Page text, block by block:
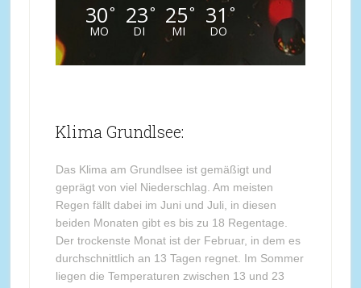
30°
MO
23°
DI
25°
MI
31 °
DO
Klima Grundlsee:
Das Klima am Grundlsee ist gemäßigt und
geprägt von viel Niederschlag. Am meisten
Regen fällt dabei im Juni und Juli, in diesen
beiden Monaten gibt es bis zu 18 Regentage.
Der trockenste Monat ist der Februar, in dem es
durchschnittlich an 13 Tagen regnet. Im Sommer
liegen die Temperaturen zwischen 13 und 23